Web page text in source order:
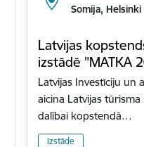
Somija, Helsinki
Latvijas
izstādē "MATKA
Latvijas Investīciju un
aicina Latvijas
dalībai kopstendā…
Izstāde